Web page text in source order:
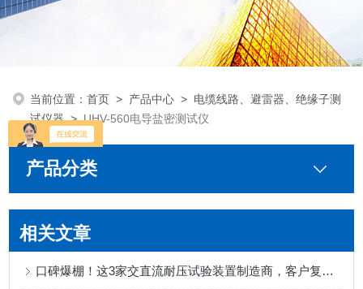
当前位置：首页 > 产品中心 > 电缆线路、避雷器、绝缘子测
试仪器>UHV-560电导盐密测试仪
产品分类
相关文章
口碑爆棚！这3家交直流耐压试验装置制造商，客户复购率超80%！